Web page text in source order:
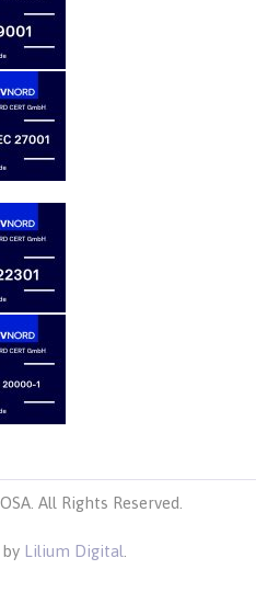
All Rights Reserved.
Lilium Digital